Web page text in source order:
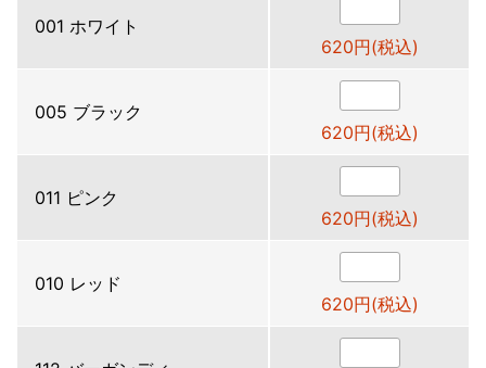
001 ホワイト
620円(税込)
005 ブラック
620円(税込)
011 ピンク
620円(税込)
010 レッド
620円(税込)